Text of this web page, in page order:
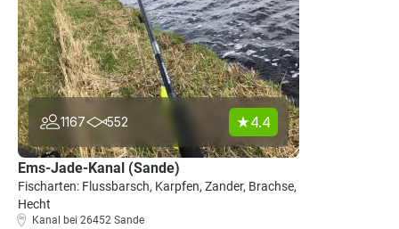
1167 552 4.4
Ems-Jade-Kanal (Sande)
Fischarten: Flussbarsch, Karpfen, Zander, Brachse,
Hecht
Kanal bei 26452 Sande